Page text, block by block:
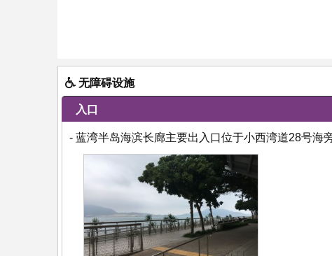
无障碍设施
入口
- 蓝湾半岛海滨长廊主要出入口位于小西湾道28号海